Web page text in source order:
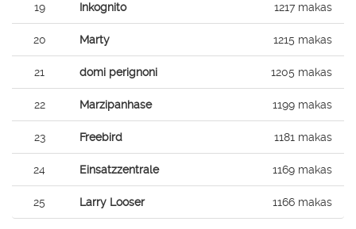
19 Inkognito 1217 makas
20 Marty 1215 makas
21 domi perignoni 1205 makas
22 Marzipanhase 1199 makas
23 Freebird 1181 makas
24 Einsatzzentrale 1169 makas
25 Larry Looser 1166 makas